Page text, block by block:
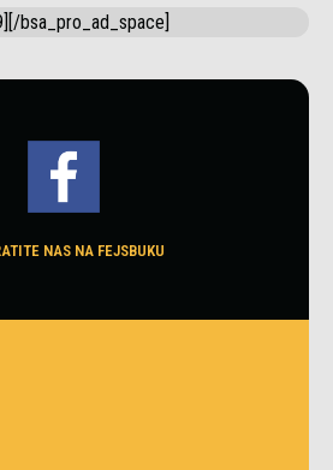
bsa_pro_ad_space]
NAS NA FEJSBUKU